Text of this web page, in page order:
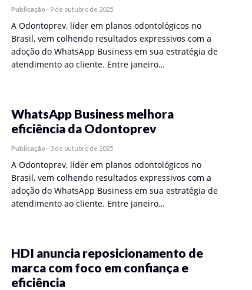
Publicação - 9 de outubro de 2025
A Odontoprev, líder em planos odontológicos no
Brasil, vem colhendo resultados expressivos com a
adoção do WhatsApp Business em sua estratégia de
atendimento ao cliente. Entre janeiro…
WhatsApp Business melhora
eficiência da Odontoprev
Publicação - 3 de outubro de 2025
A Odontoprev, líder em planos odontológicos no
Brasil, vem colhendo resultados expressivos com a
adoção do WhatsApp Business em sua estratégia de
atendimento ao cliente. Entre janeiro…
HDI anuncia reposicionamento de
marca com foco em confiança e
eficiência